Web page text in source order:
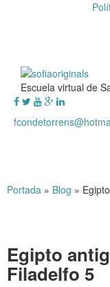
Escuela virtual de
Portada » Blog »
Egipto
Filadelfo 5